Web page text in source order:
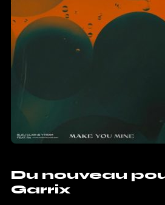
Du nouveau
Garrix